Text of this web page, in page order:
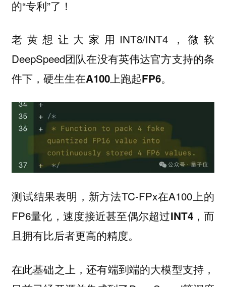
的“专利”了！
老黄想让大家用INT8/INT4，微软
DeepSpeed团队在没有英伟达官方支持的条
件下， 硬生生在A100上跑起FP6。
测试结果表明，新方法TC-FPx在A100上的
FP6量化，速度接近甚至偶尔超过INT4，而
且拥有比后者更高的精度。
在此基础之上，还有端到端的大模型支持 ，